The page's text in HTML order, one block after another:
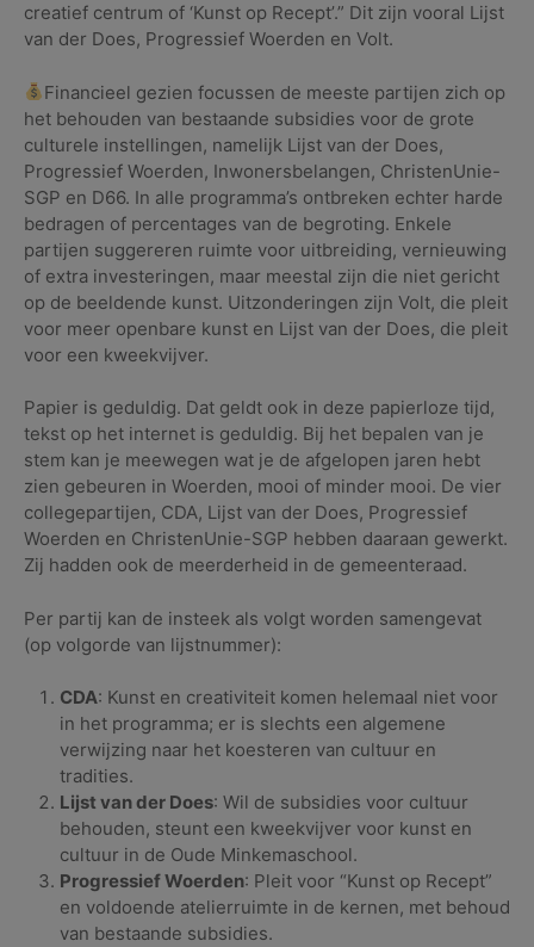
creatief centrum of ‘Kunst op Recept’.” Dit zijn vooral Lijst
van der Does, Progressief Woerden en Volt.
Financieel gezien focussen de meeste partijen zich op
het behouden van bestaande subsidies voor de grote
culturele instellingen, namelijk Lijst van der Does,
Progressief Woerden, Inwonersbelangen, ChristenUnie-
SGP en D66. In alle programma’s ontbreken echter harde
bedragen of percentages van de begroting. Enkele
partijen suggereren ruimte voor uitbreiding, vernieuwing
of extra investeringen, maar meestal zijn die niet gericht
op de beeldende kunst. Uitzonderingen zijn Volt, die pleit
voor meer openbare kunst en Lijst van der Does, die pleit
voor een kweekvijver.
Papier is geduldig. Dat geldt ook in deze papierloze tijd,
tekst op het internet is geduldig. Bij het bepalen van je
stem kan je meewegen wat je de afgelopen jaren hebt
zien gebeuren in Woerden, mooi of minder mooi. De vier
collegepartijen, CDA, Lijst van der Does, Progressief
Woerden en ChristenUnie-SGP hebben daaraan gewerkt.
Zij hadden ook de meerderheid in de gemeenteraad.
Per partij kan de insteek als volgt worden samengevat
(op volgorde van lijstnummer):
CDA: Kunst en creativiteit komen helemaal niet voor
in het programma; er is slechts een algemene
verwijzing naar het koesteren van cultuur en
tradities.
Lijst van der Does: Wil de subsidies voor cultuur
behouden, steunt een kweekvijver voor kunst en
cultuur in de Oude Minkemaschool.
Progressief Woerden: Pleit voor “Kunst op Recept”
en voldoende atelierruimte in de kernen, met behoud
van bestaande subsidies.